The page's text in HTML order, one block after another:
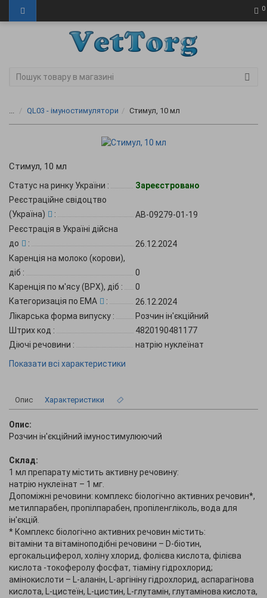
0
... QL03 - імуностимулятори Стимул, 10 мл
Стимул, 10 мл
Статус на ринку України :
Зареєстровано
Реєстраційне свідоцтво
(Україна)
:
AB-09279-01-19
Реєстрація в Україні дійсна
до
:
26.12.2024
Каренція на молоко (корови),
діб :
0
Каренція по м'ясу (ВРХ), діб :
0
Категоризація по EMA
:
26.12.2024
Лікарська форма випуску :
Розчин ін'єкційний
Штрих код :
4820190481177
Діючі речовини :
натрію нуклеїнат
Показати всі характеристики
Опис Характеристики
Опис:
Розчин ін'єкційний імуностимулюючий
Склад:
1 мл препарату містить активну речовину:
натрію нуклеїнат – 1 мг.
Допоміжні речовини: комплекс біологічно активних речовин*,
метилпарабен, пропілпарабен, пропіленгліколь, вода для
ін'єкцій.
* Комплекс біологічно активних речовин містить:
вітаміни та вітаміноподібні речовини – D-біотин,
ергокальциферол, холіну хлорид, фолієва кислота, філієва
кислота -токоферолу фосфат, тіаміну гідрохлорид;
амінокислоти – L-аланін, L-аргініну гідрохлорид, аспарагінова
кислота, L-цистеїн, L-цистин, L-глутамін, глутамінова кислота,